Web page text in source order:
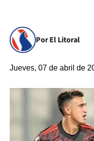
Por El Litoral
Jueves, 07 de abril de